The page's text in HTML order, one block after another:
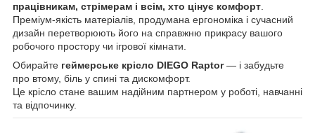
працівникам, стрімерам і всім, хто цінує комфорт
Преміум-якість матеріалів, продумана ергономіка і сучасний
дизайн перетворюють його на справжню прикрасу вашого
робочого простору чи ігрової кімнати.
Обирайте геймерське крісло DIEGO Raptor— і забудьте
про втому, біль у спині та дискомфорт.
Це крісло стане вашим надійним партнером у роботі, навчанні
та відпочинку.